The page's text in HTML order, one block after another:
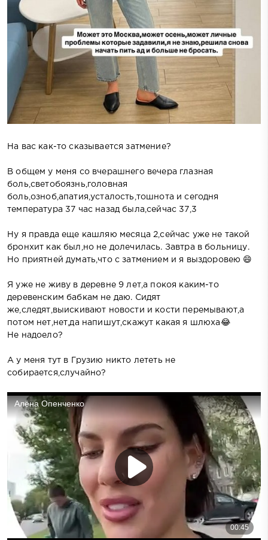
На вас как-то сказывается затмение?
В общем у меня со вчерашнего вечера глазная
боль,светобоязнь,головная
боль,озноб,апатия,усталость,тошнота и сегодня
температура 37 час назад была,сейчас 37,3
Ну я правда еще кашляю месяца 2,сейчас уже не такой
бронхит как был,но не долечилась. Завтра в больницу.
Но приятней думать,что с затмением и я выздоровею 😄
Я уже не живу в деревне 9 лет,а покоя каким-то
деревенским бабкам не даю. Сидят
же,следят,выискивают новости и кости перемывают,а
потом нет,нет,да напишут,скажут какая я шлюха😂
Не надоело?
А у меня тут в Грузию никто лететь не
собирается,случайно?